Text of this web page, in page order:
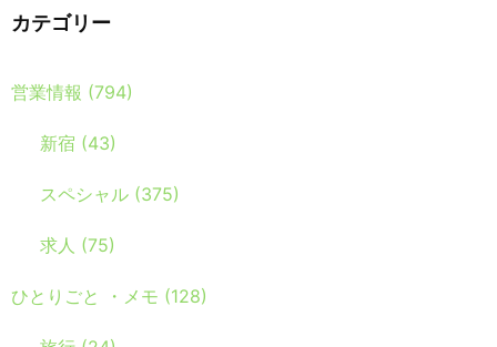
カテゴリー
営業情報 (794)
新宿 (43)
スペシャル (375)
求人 (75)
ひとりごと ・メモ (128)